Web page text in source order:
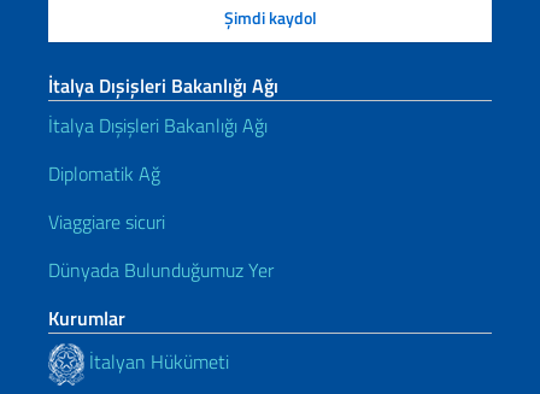
İtalya Dışişleri Bakanlığı Ağı
İtalya Dışişleri Bakanlığı Ağı
Diplomatik Ağ
Viaggiare sicuri
Dünyada Bulunduğumuz Yer
Kurumlar
İtalyan Hükümeti